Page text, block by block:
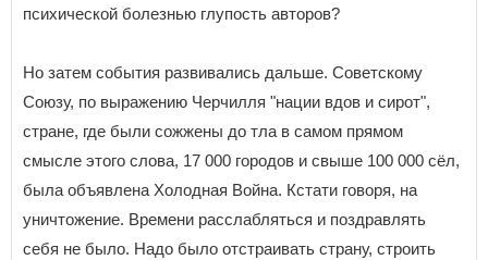
психической болезнью глупость авторов?
Но затем события развивались дальше. Советскому
Союзу, по выражению Черчилля "нации вдов и сирот",
стране, где были сожжены до тла в самом прямом
смысле этого слова, 17 000 городов и свыше 100 000 сёл,
была объявлена Холодная Война. Кстати говоря, на
уничтожение. Времени расслабляться и поздравлять
себя не было. Надо было отстраивать страну, строить